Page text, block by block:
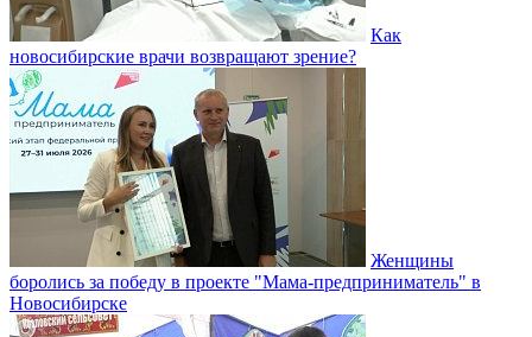
Как
новосибирские врачи возвращают зрение?
Женщины
боролись за победу в проекте "Мама-предприниматель" в
Новосибирске